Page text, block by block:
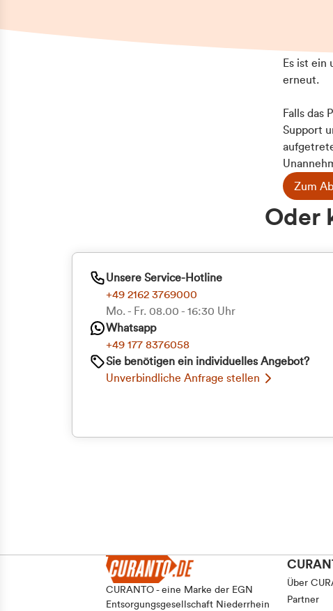
Zu
Es ist
erneut.
Falls das
Support
Zum
Oder
Unsere Service-Hotline
+49 2162 3769000
Mo. - Fr. 08.00 - 16:30 Uhr
Whatsapp
+49 177 8376058
Sie benötigen ein individuelles Angebot?
Unverbindliche Anfrage stellen
CURANTO - eine Marke der EGN
Entsorgungsgesellschaft Niederrhein
Über
Partner